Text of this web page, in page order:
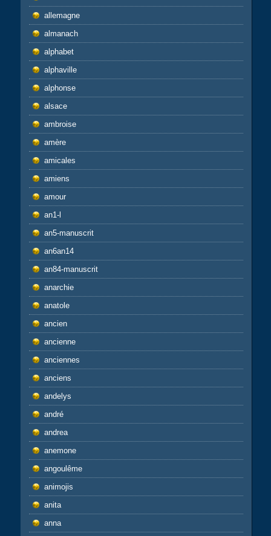
allemagne
almanach
alphabet
alphaville
alphonse
alsace
ambroise
amère
amicales
amiens
amour
an1-l
an5-manuscrit
an6an14
an84-manuscrit
anarchie
anatole
ancien
ancienne
anciennes
anciens
andelys
andré
andrea
anemone
angoulême
animojis
anita
anna